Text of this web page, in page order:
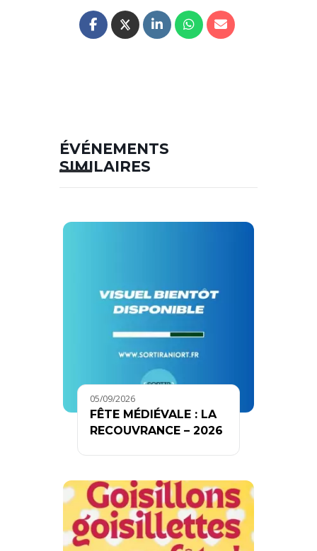
ÉVÉNEMENTS
SIMILAIRES
05/09/2026
FÊTE MÉDIÉVALE : LA
RECOUVRANCE – 2026